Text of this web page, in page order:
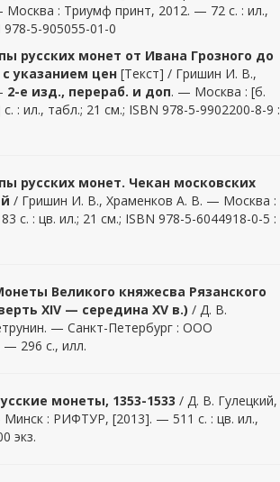
: Триумф принт, 2012. — 72 с. : ил.,
978-5-905055-01-0
русских монет от Ивана Грозного до
указанием цен [Текст] / Гришин И. В.,
2-е изд., перераб. и доп. — Москва : [б.
: ил., табл.; 21 см.; ISBN 978-5-9902200-8-9 :
русских монет. Чекан московских
/ Гришин И. В., Храменков А. В. — Москва :
с. : цв. ил.; 21 см.; ISBN 978-5-6044918-0-5 :
Великого княжесва Рязанского
XIV — середина XV в.) / Д. В.
— Санкт-Петербург : ООО
— 296 с., илл.
монеты, 1353-1533 / Д. В. Гулецкий,
: РИФТУР, [2013]. — 511 с. : цв. ил.,
экз.